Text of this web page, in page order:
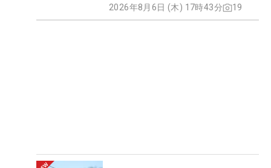
2026年8月6日 (木) 17時43分 19